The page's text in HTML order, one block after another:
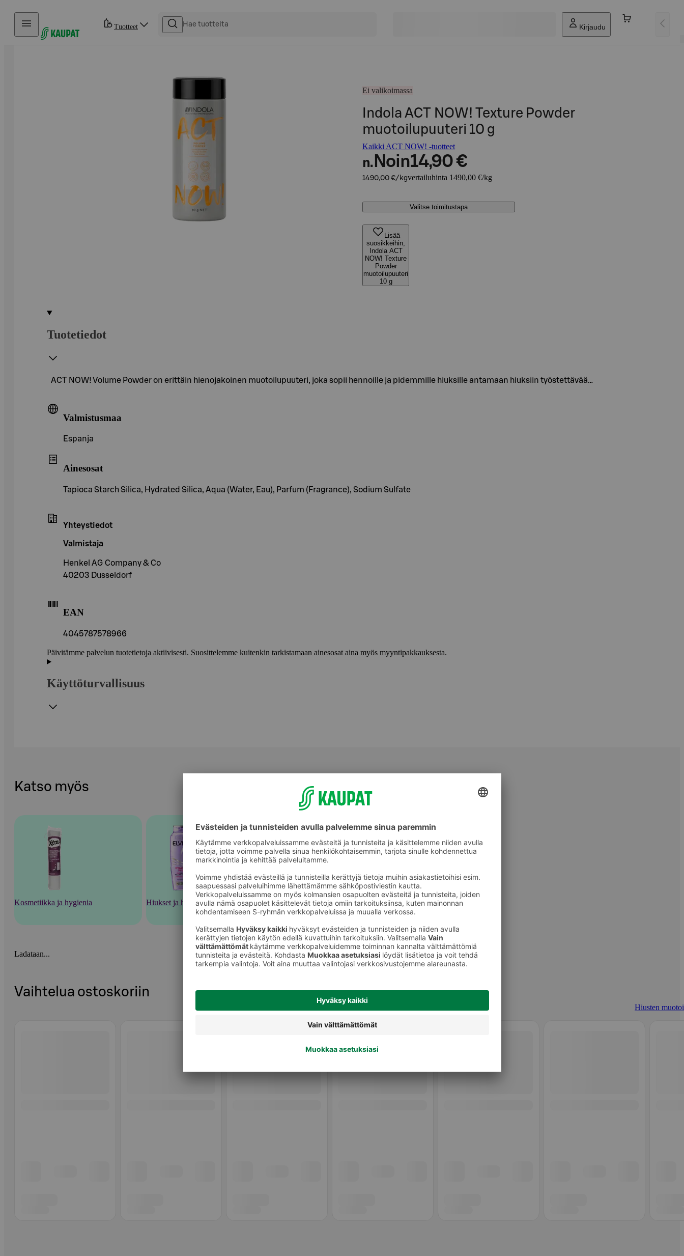
Hyppää sisältöön
Tuotteet Kirjaudu
Ei valikoimassa
Indola ACT NOW! Texture Powder
muotoilupuuteri 10 g
Kaikki ACT NOW! -tuotteet
n. Noin14,90 €
1490,00 €/kgvertailuhinta 1490,00 €/kg
Valitse toimitustapa
Lisää
suosikkeihin,
Indola ACT
NOW! Texture
Powder
muotoilupuuteri
10 g
Tuotetiedot
ACT NOW! Volume Powder on erittäin hienojakoinen muotoilupuuteri, joka sopii hennoille ja pidemmille hiuksille antamaan hiuksiin työstettävää…
Valmistusmaa
Espanja
Ainesosat
Tapioca Starch Silica, Hydrated Silica, Aqua (Water, Eau), Parfum (Fragrance), Sodium Sulfate
Yhteystiedot
Valmistaja
Henkel AG Company & Co
40203 Dusseldorf
EAN
4045787578966
Päivitämme palvelun tuotetietoja aktiivisesti. Suosittelemme kuitenkin tarkistamaan ainesosat aina myös myyntipakkauksesta.
Käyttöturvallisuus
Katso myös
Kosmetiikka ja hygienia Hiukset ja hiustenhoito Hiusten muotoilu
Ladataan...
Vaihtelua ostoskoriin
Hiusten